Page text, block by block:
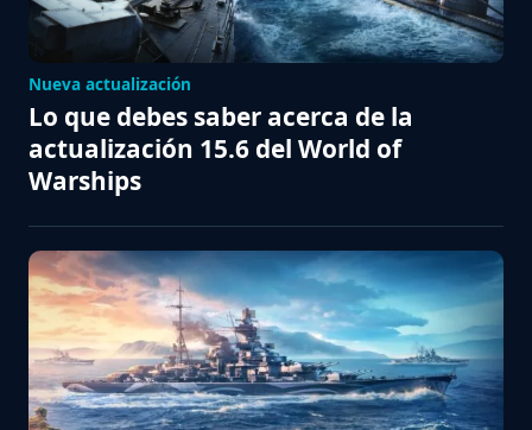
Nueva actualización
Lo que debes saber acerca de la
actualización 15.6 del World of
Warships